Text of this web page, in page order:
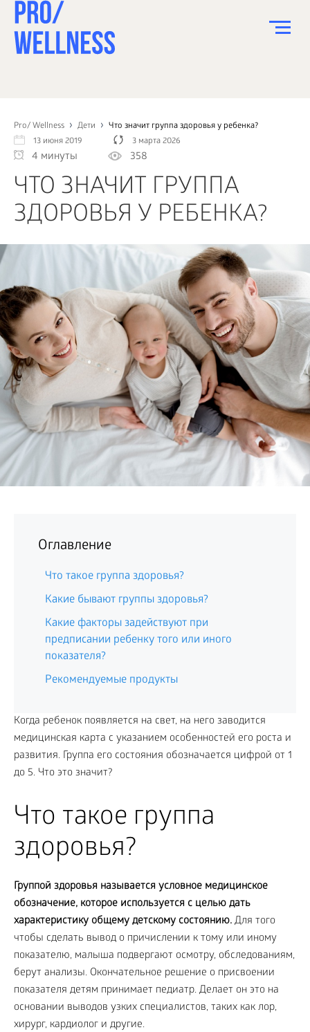
Pro/ Wellness Дети
Что значит группа здоровья у ребенка?
13 июня 2019
3 марта 2026
4 минуты 358
ЧТО ЗНАЧИТ ГРУППА
ЗДОРОВЬЯ У РЕБЕНКА?
Оглавление
Что такое группа здоровья?
Какие бывают группы здоровья?
Какие факторы задействуют при
предписании ребенку того или иного
показателя?
Рекомендуемые продукты
Когда ребенок появляется на свет, на него заводится
медицинская карта с указанием особенностей его роста и
развития. Группа его состояния обозначается цифрой от 1
до 5. Что это значит?
Что такое группа
здоровья?
Группой здоровья называется условное медицинское
обозначение, которое используется с целью дать
характеристику общему детскому состоянию. Для того
чтобы сделать вывод о причислении к тому или иному
показателю, малыша подвергают осмотру, обследованиям,
берут анализы. Окончательное решение о присвоении
показателя детям принимает педиатр. Делает он это на
основании выводов узких специалистов, таких как лор,
хирург, кардиолог и другие.
СПОРТ
ЗДОРОВЬЕ
КРАСОТА
ПСИХОЛОГИЯ
КАК?
БИЗНЕС